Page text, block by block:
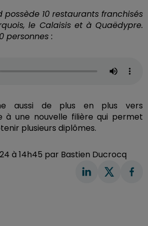
possède 10 restaurants franchisés
le Calaisis et à Quaëdypre.
personnes :
aussi de plus en plus vers
à une nouvelle filière qui permet
plusieurs diplômes.
à 14h45 par Bastien Ducrocq